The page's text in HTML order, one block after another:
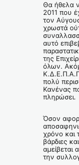
Θα ήθελα
2011 που
τον
χρωστά
αυτό
της
όλων.
πολύ
Κανένας
πληρώσει.
Όσον
χρόνο και
βάρδιες
αμείβεται
την